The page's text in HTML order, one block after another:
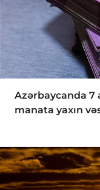
Azərbaycanda 7
manata yaxın